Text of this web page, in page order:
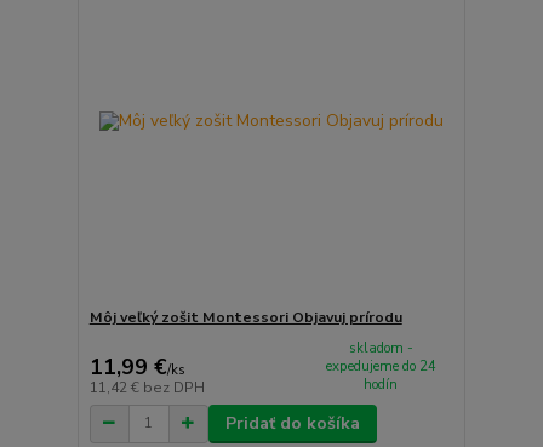
Môj veľký zošit Montessori Objavuj prírodu
11,99 €/ks
11,42 € bez DPH
skladom -
expedujeme do 24
hodín
Pridať do košíka